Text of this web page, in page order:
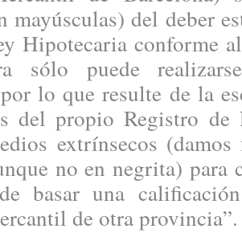
mayúsculas) del deber
Hipotecaria conforme
sólo puede
lo que resulte de la
del propio Registro de
extrínsecos
no en negrita) para
basar una
de otra provincia”.